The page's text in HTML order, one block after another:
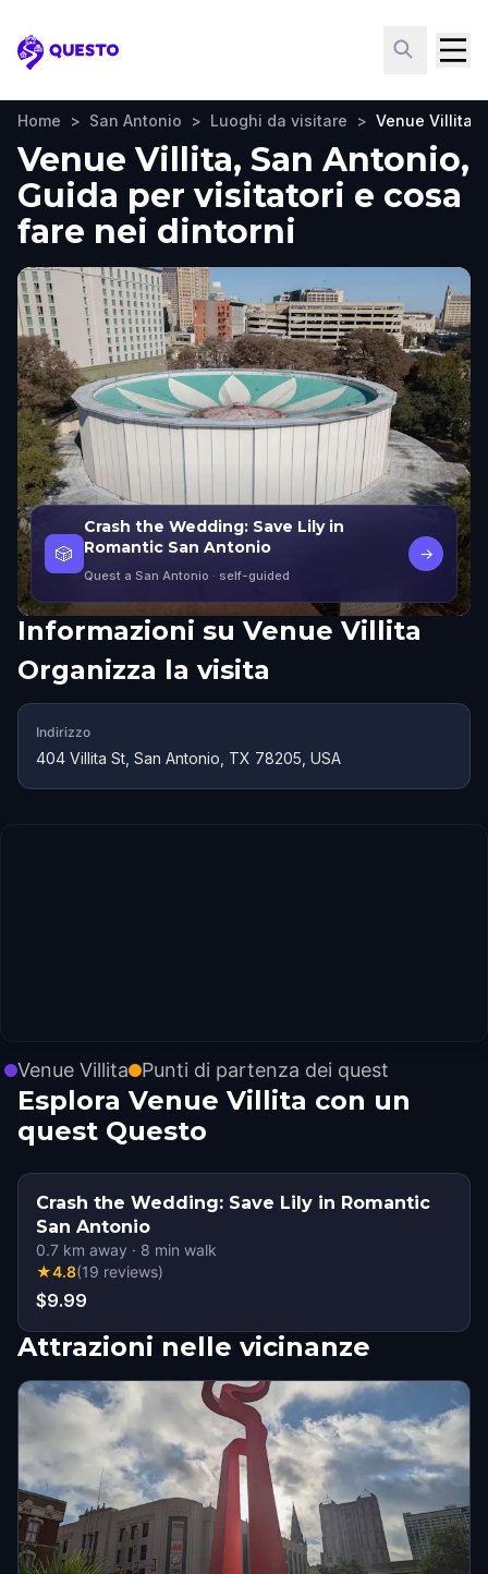
Questo
Home > San Antonio > Luoghi da visitare > Venue Villita
Venue Villita, San Antonio,
Guida per visitatori e cosa
fare nei dintorni
🎲
Crash the Wedding: Save Lily in
Romantic San Antonio
Quest a San Antonio · self-guided
→
Informazioni su Venue Villita
Organizza la visita
Indirizzo
404 Villita St, San Antonio, TX 78205, USA
Venue Villita Punti di partenza dei quest
Esplora Venue Villita con un
quest Questo
Crash the Wedding: Save Lily in Romantic
San Antonio
0.7 km away · 8 min walk
★4.8(19 reviews)
$9.99
Attrazioni nelle vicinanze